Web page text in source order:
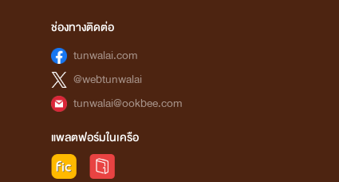
ช่องทางติดต่อ
tunwalai.com
@webtunwalai
tunwalai@ookbee.com
แพลตฟอร์มในเครือ